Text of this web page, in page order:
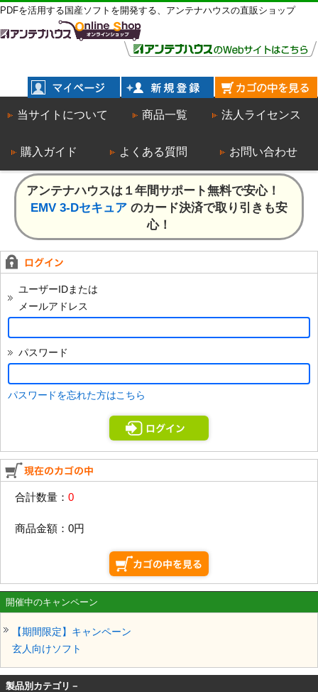
PDFを活用する国産ソフトを開発する、アンテナハウスの直販ショップ
当サイトについて 商品一覧 法人ライセンス
購入ガイド よくある質問 お問い合わせ
アンテナハウスは１年間サポート無料で安心！
EMV 3-Dセキュア のカード決済で取り引きも安
心！
ユーザーIDまたは
メールアドレス
パスワード
パスワードを忘れた方はこちら
合計数量： 0
商品金額： 0円
開催中のキャンペーン
【期間限定】キャンペーン
玄人向けソフト
製品別カテゴリ－